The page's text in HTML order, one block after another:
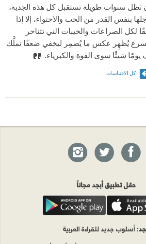
تظل سنوات طويلة تستقبل كل هذه الجدية،
بنفس القدر من الحب والاحتواء، إلا إذا
لكل الصراعات والخيبات التي تتناحر
يُظهِر عكس ما يُضمِر ليخفي ضعفًا تملَّك
شيئًا سوى القوة والكبرياء.
كل الاقتباسات
حمّل تطبيق أبجد مجاناً
: أسلوب جديد للقراءة العربية